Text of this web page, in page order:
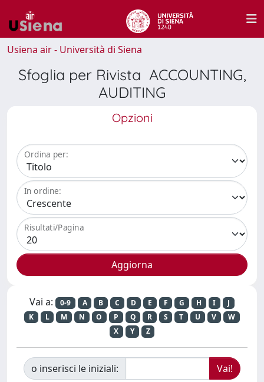
Usiena air - Università di Siena
Sfoglia per Rivista ACCOUNTING,
AUDITING
Opzioni
Ordina per:
In ordine:
Risultati/Pagina
Vai a: 0-9 A B C D E F G H I
J
K
L M N O P Q R S T U V
W
X
Y Z
o inserisci le iniziali: